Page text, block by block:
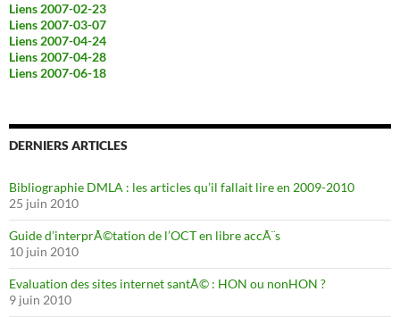
Liens 2007-02-23
Liens 2007-03-07
Liens 2007-04-24
Liens 2007-04-28
Liens 2007-06-18
DERNIERS ARTICLES
Bibliographie DMLA : les articles qu’il fallait lire en 2009-2010
25 juin 2010
Guide d’interprÃ©tation de l’OCT en libre accÃ¨s
10 juin 2010
Evaluation des sites internet santÃ© : HON ou nonHON ?
9 juin 2010